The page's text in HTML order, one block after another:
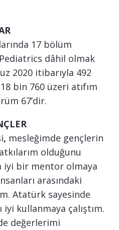
17 bölüm
dâhil olmak
2020 itibarıyla 492
bin 760 üzeri atıfım
67’dir.
, mesleğimde gençlerin
olduğunu
iyi bir mentor olmaya
arasındaki
Atatürk sayesinde
iyi kullanmaya çalıştım.
değerlerimi